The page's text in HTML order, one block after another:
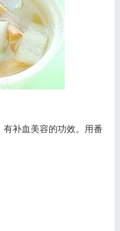
补血美容的功效。用番